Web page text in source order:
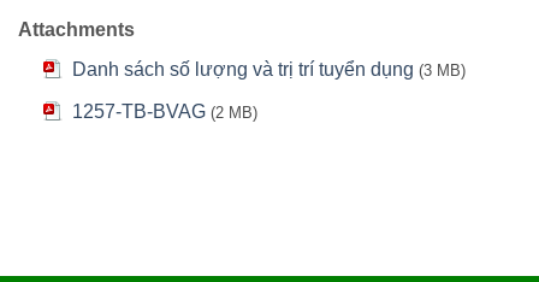
Attachments
Danh sách số lượng và trị trí tuyển dụng (3 MB)
1257-TB-BVAG (2 MB)